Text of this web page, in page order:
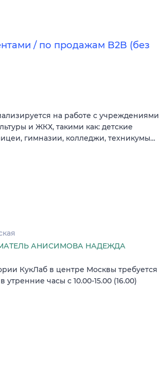
/ по продажам B2B (без
на работе с учреждениями
и ЖКХ, такими как: детские
гимназии, колледжи, техникумы…
АНИСИМОВА НАДЕЖДА
КукЛаб в центре Москвы требуется
часы с 10.00-15.00 (16.00)